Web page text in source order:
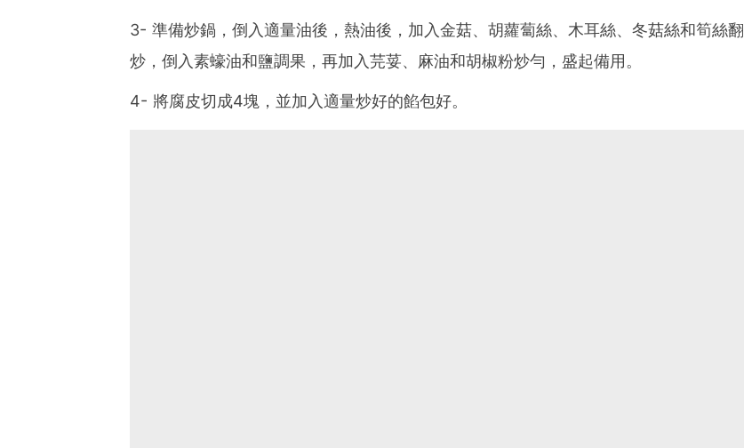
3- 準備炒鍋，倒入適量油後，熱油後，加入金菇、胡蘿蔔絲、木耳絲、冬菇絲和筍絲翻
炒，倒入素蠔油和鹽調果，再加入芫荽、麻油和胡椒粉炒勻，盛起備用。
4- 將腐皮切成4塊，並加入適量炒好的餡包好。